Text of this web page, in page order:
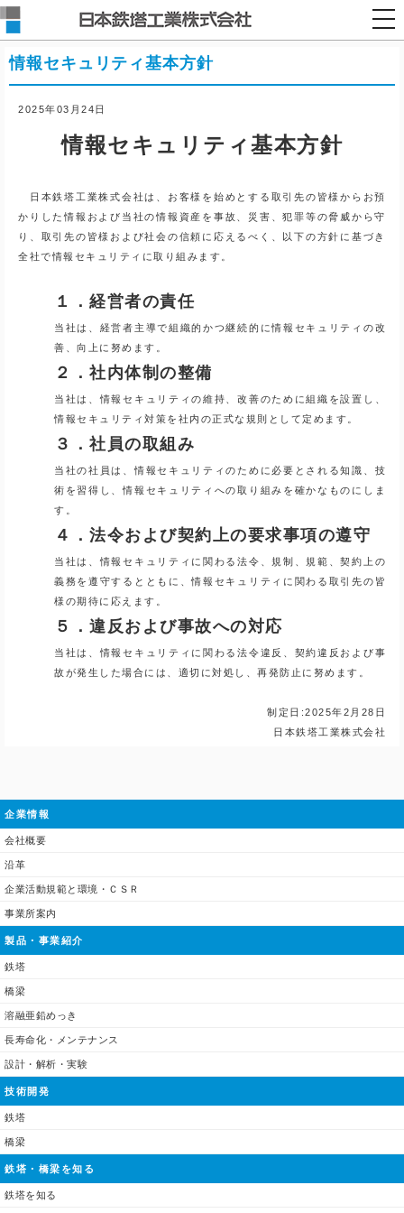
情報セキュリティ基本方針
2025年03月24日
情報セキュリティ基本方針
日本鉄塔工業株式会社は、お客様を始めとする取引先の皆様からお預
かりした情報および当社の情報資産を事故、災害、犯罪等の脅威から守
り、取引先の皆様および社会の信頼に応えるべく、以下の方針に基づき
全社で情報セキュリティに取り組みます。
１．経営者の責任
当社は、経営者主導で組織的かつ継続的に情報セキュリティの改
善、向上に努めます。
２．社内体制の整備
当社は、情報セキュリティの維持、改善のために組織を設置し、
情報セキュリティ対策を社内の正式な規則として定めます。
３．社員の取組み
当社の社員は、情報セキュリティのために必要とされる知識、技
術を習得し、情報セキュリティへの取り組みを確かなものにしま
す。
４．法令および契約上の要求事項の遵守
当社は、情報セキュリティに関わる法令、規制、規範、契約上の
義務を遵守するとともに、情報セキュリティに関わる取引先の皆
様の期待に応えます。
５．違反および事故への対応
当社は、情報セキュリティに関わる法令違反、契約違反および事
故が発生した場合には、適切に対処し、再発防止に努めます。
制定日:2025年2月28日
日本鉄塔工業株式会社
企業情報
会社概要
沿革
企業活動規範と環境・ＣＳＲ
事業所案内
製品・事業紹介
鉄塔
橋梁
溶融亜鉛めっき
長寿命化・メンテナンス
設計・解析・実験
技術開発
鉄塔
橋梁
鉄塔・橋梁を知る
鉄塔を知る